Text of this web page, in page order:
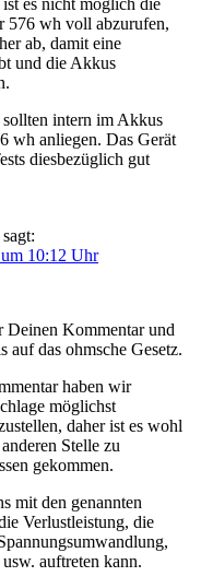
ist es nicht möglich die
576 wh voll abzurufen,
ab, damit eine
und die Akkus
sollten intern im Akkus
wh anliegen. Das Gerät
diesbezüglich gut
sagt:
10:12 Uhr
Deinen Kommentar und
auf das ohmsche Gesetz.
haben wir
möglichst
daher ist es wohl
Stelle zu
gekommen.
mit den genannten
Verlustleistung, die
auftreten kann.